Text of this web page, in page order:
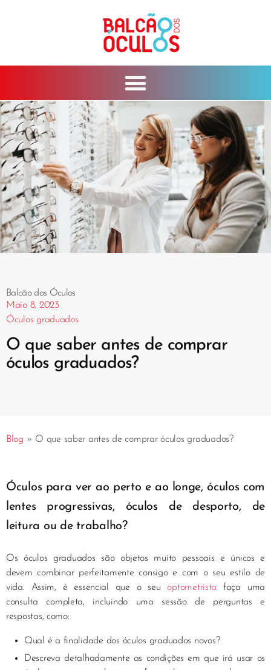
Balcão dos Óculos
Maio 8, 2023
Óculos graduados
O que saber antes de comprar
óculos graduados?
Blog » O que saber antes de comprar óculos graduados?
Óculos para ver ao perto e ao longe, óculos com
lentes progressivas, óculos de desporto, de
leitura ou de trabalho?
Os óculos graduados são objetos muito pessoais e únicos e
devem combinar perfeitamente consigo e com o seu estilo de
vida. Assim, é essencial que o seuoptometrista faça uma
consulta completa, incluindo uma sessão de perguntas e
respostas, como:
Qual é a finalidade dos óculos graduados novos?
Descreva detalhadamente as condições em que irá usar os